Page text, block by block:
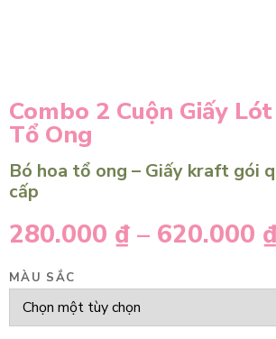
Combo 2 Cuộn Giấy
Tổ Ong
Bó hoa tổ ong – Giấy kraft gói
cấp
280.000 ₫ – 620.000
MÀU SẮC